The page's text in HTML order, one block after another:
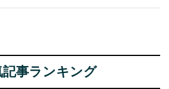
記事ランキング